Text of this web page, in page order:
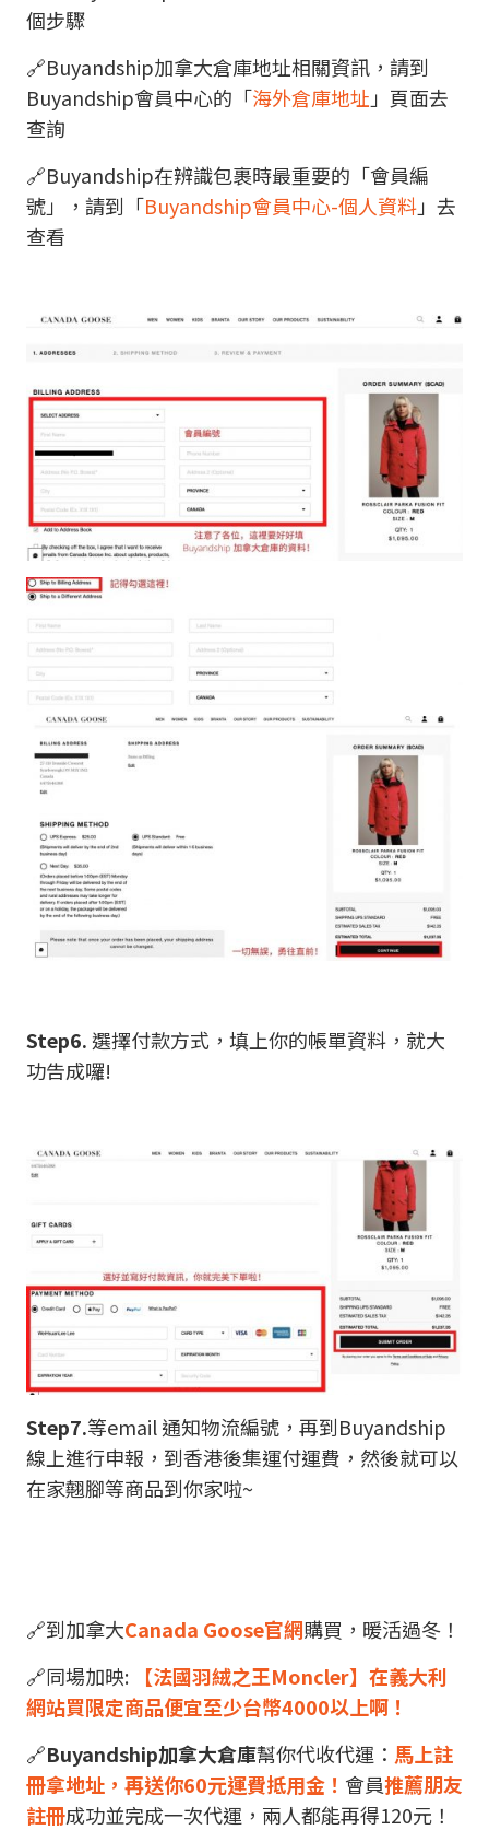
個步驟
🔗Buyandship加拿大倉庫地址相關資訊，請到
Buyandship會員中心的「海外倉庫地址」頁面去
查詢
🔗Buyandship在辨識包裹時最重要的「會員編
號」，請到「Buyandship會員中心-個人資料」去
查看
Step6. 選擇付款方式，填上你的帳單資料，就大
功告成囉!
Step7.等email 通知物流編號，再到Buyandship
線上進行申報，到香港後集運付運費，然後就可以
在家翹腳等商品到你家啦~
🔗到加拿大Canada Goose官網購買，暖活過冬！
🔗同場加映:
【法國羽絨之王Moncler】在義大利
網站買限定商品便宜至少台幣4000以上啊！
🔗Buyandship加拿大倉庫幫你代收代運： 馬上註
冊拿地址，再送你60元運費抵用金！ 會員推薦朋友
註冊成功並完成一次代運，兩人都能再得120元！